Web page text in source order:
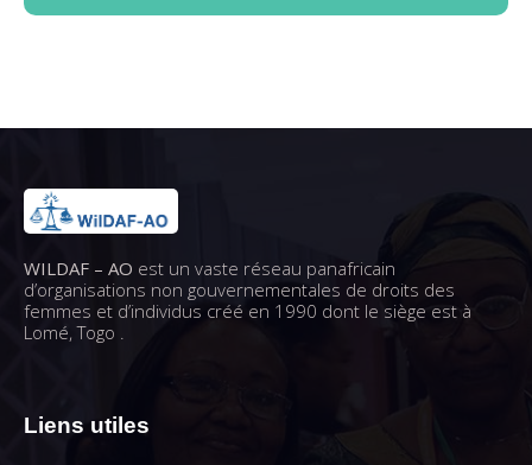
WILDAF – AO est un vaste réseau panafricain
d’organisations non gouvernementales de droits des
femmes et d’individus créé en 1990 dont le siège est à
Lomé, Togo .
Liens utiles